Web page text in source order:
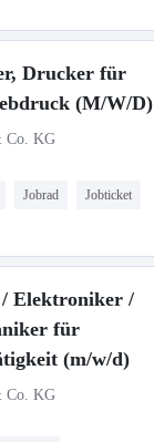
Drucker für
(M/W/D)
Co. KG
Jobrad Jobticket
Elektroniker /
für
(m/w/d)
Co. KG